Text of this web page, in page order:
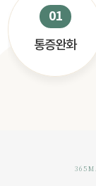
01
통증완화